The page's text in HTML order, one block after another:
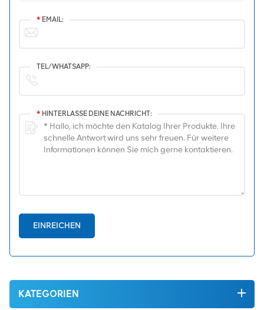
* EMAIL:
TEL/WHATSAPP:
* HINTERLASSE DEINE NACHRICHT:
EINREICHEN
KATEGORIEN